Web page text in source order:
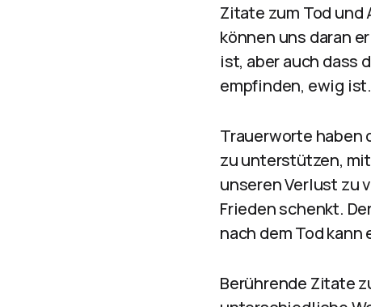
Zitate zum Tod und
können uns daran
ist, aber auch dass
empfinden, ewig ist.
Trauerworte haben
zu unterstützen,
unseren Verlust zu
Frieden schenkt.
nach dem Tod
Berührende Zitate